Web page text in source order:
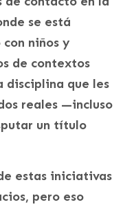
se está
niños y
de contextos
disciplina que les
reales —incluso
un título
estas iniciativas
pero eso